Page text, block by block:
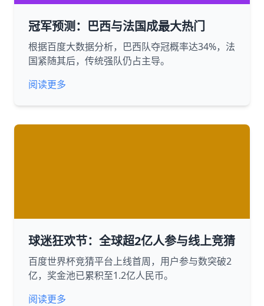
冠军预测：巴西与法国成最大热门
根据百度大数据分析，巴西队夺冠概率达34%，法
国紧随其后，传统强队仍占主导。
阅读更多
球迷狂欢节：全球超2亿人参与线上竞猜
百度世界杯竞猜平台上线首周，用户参与数突破2
亿，奖金池已累积至1.2亿人民币。
阅读更多